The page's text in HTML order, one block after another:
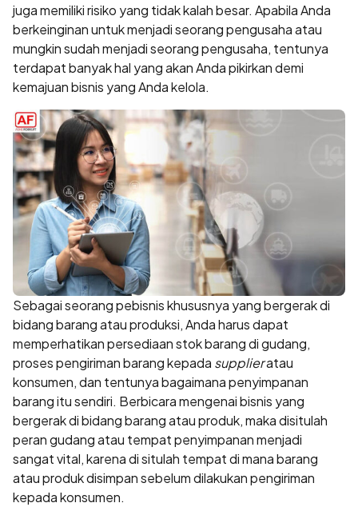
juga memiliki risiko yang tidak kalah besar. Apabila Anda
berkeinginan untuk menjadi seorang pengusaha atau
mungkin sudah menjadi seorang pengusaha, tentunya
terdapat banyak hal yang akan Anda pikirkan demi
kemajuan bisnis yang Anda kelola.
Sebagai seorang pebisnis khususnya yang bergerak di
bidang barang atau produksi, Anda harus dapat
memperhatikan persediaan stok barang di gudang,
proses pengiriman barang kepada supplieratau
konsumen, dan tentunya bagaimana penyimpanan
barang itu sendiri. Berbicara mengenai bisnis yang
bergerak di bidang barang atau produk, maka disitulah
peran gudang atau tempat penyimpanan menjadi
sangat vital, karena di situlah tempat di mana barang
atau produk disimpan sebelum dilakukan pengiriman
kepada konsumen.